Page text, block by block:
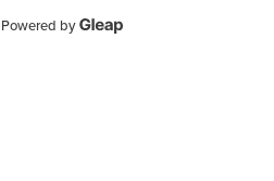
Powered by